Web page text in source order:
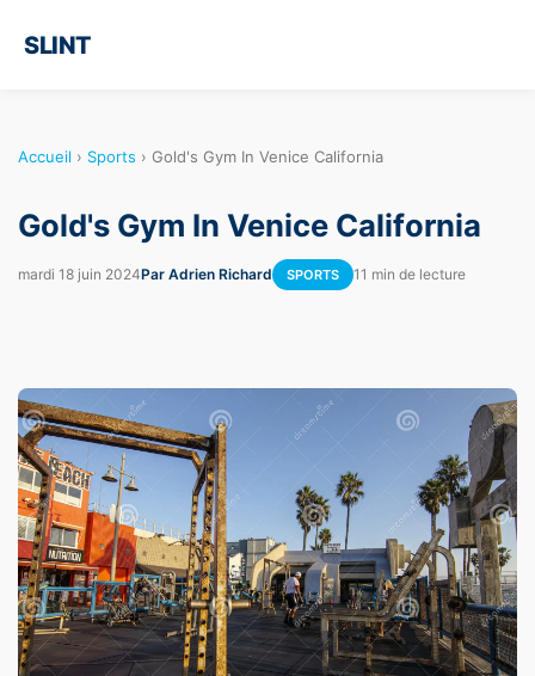
SLINT
Accueil › Sports › Gold's Gym In Venice California
Gold's Gym In Venice California
mardi 18 juin 2024Par Adrien Richard SPORTS 11 min de lecture